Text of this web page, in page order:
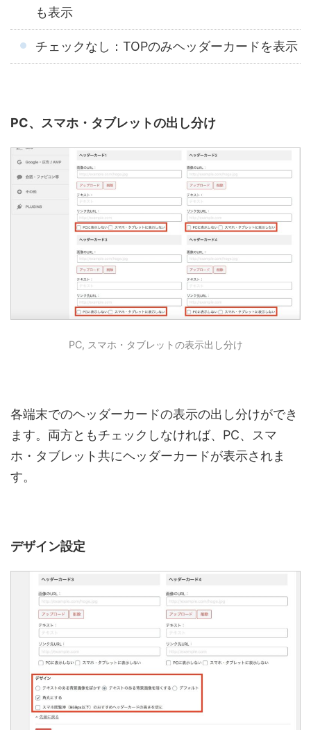
も表示
チェックなし：TOPのみヘッダーカードを表示
PC、スマホ・タブレットの出し分け
PC, スマホ・タブレットの表示出し分け
各端末でのヘッダーカードの表示の出し分けができ
ます。両方ともチェックしなければ、PC、スマ
ホ・タブレット共にヘッダーカードが表示されま
す。
デザイン設定